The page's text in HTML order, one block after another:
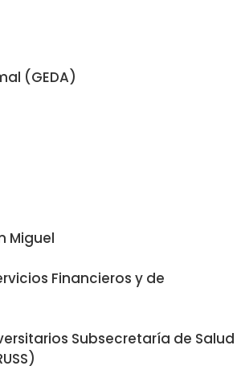
(GEDA)
Miguel
Financieros y de
Subsecretaría de